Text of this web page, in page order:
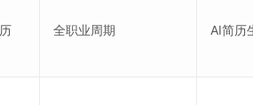
全职业周期 AI简历